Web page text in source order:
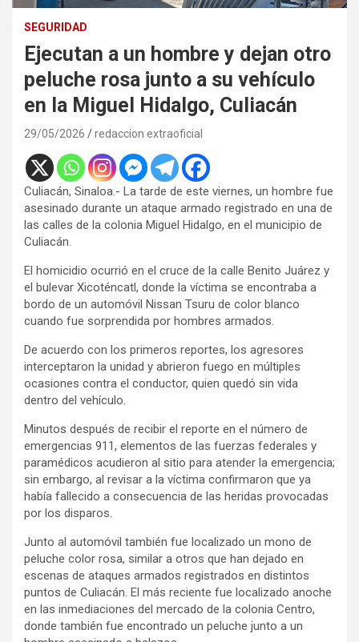
SEGURIDAD
Ejecutan a un hombre y dejan otro
peluche rosa junto a su vehículo
en la Miguel Hidalgo, Culiacán
29/05/2026 redaccion extraoficial
Culiacán, Sinaloa.- La tarde de este viernes, un hombre fue
asesinado durante un ataque armado registrado en una de
las calles de la colonia Miguel Hidalgo, en el municipio de
Culiacán.
El homicidio ocurrió en el cruce de la calle Benito Juárez y
el bulevar Xicoténcatl, donde la víctima se encontraba a
bordo de un automóvil Nissan Tsuru de color blanco
cuando fue sorprendida por hombres armados.
De acuerdo con los primeros reportes, los agresores
interceptaron la unidad y abrieron fuego en múltiples
ocasiones contra el conductor, quien quedó sin vida
dentro del vehículo.
Minutos después de recibir el reporte en el número de
emergencias 911, elementos de las fuerzas federales y
paramédicos acudieron al sitio para atender la emergencia;
sin embargo, al revisar a la víctima confirmaron que ya
había fallecido a consecuencia de las heridas provocadas
por los disparos.
Junto al automóvil también fue localizado un mono de
peluche color rosa, similar a otros que han dejado en
escenas de ataques armados registrados en distintos
puntos de Culiacán. El más reciente fue localizado anoche
en las inmediaciones del mercado de la colonia Centro,
donde también fue encontrado un peluche junto a un